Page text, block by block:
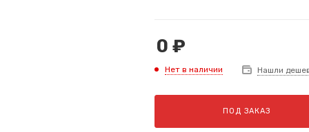
0 ₽
Нет в наличии Нашли
ПОД ЗАКАЗ